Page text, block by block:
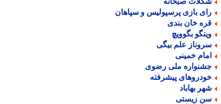
بازی پرسپولیس و سپاهان
خان بندی
بگوویچ
علم بیگی
خمینی
ملی رضوی
پیشرفته
بهاباد
زیستی